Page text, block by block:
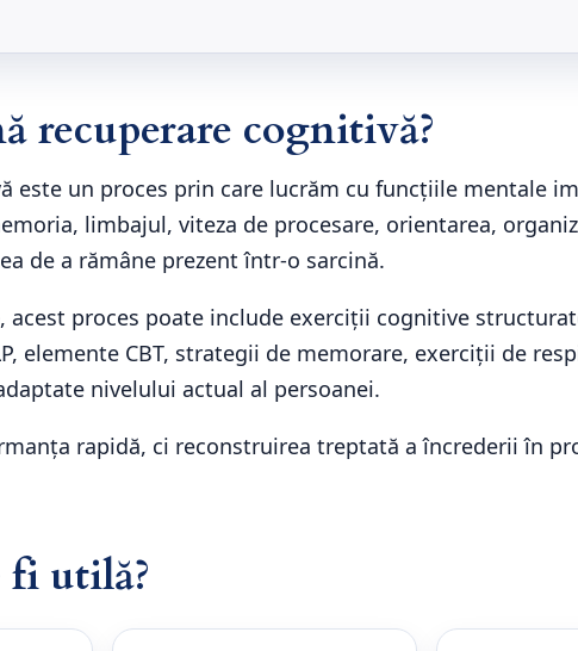
recuperare cognitivă?
este un proces prin care lucrăm cu funcțiile mentale
limbajul, viteza de procesare, orientarea,
de a rămâne prezent într-o sarcină.
acest proces poate include exerciții cognitive
elemente CBT, strategii de memorare, exerciții de
nivelului actual al persoanei.
rapidă, ci reconstruirea treptată a încrederii în
fi utilă?